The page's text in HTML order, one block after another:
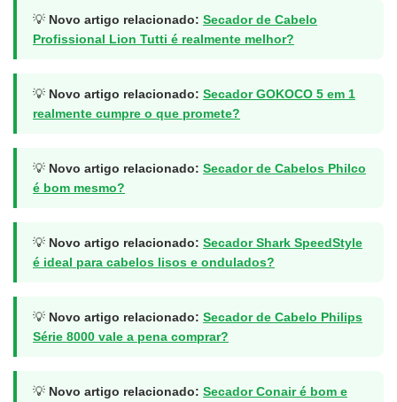
💡 Novo artigo relacionado: Secador de Cabelo
Profissional Lion Tutti é realmente melhor?
💡 Novo artigo relacionado: Secador GOKOCO 5 em 1
realmente cumpre o que promete?
💡 Novo artigo relacionado: Secador de Cabelos Philco
é bom mesmo?
💡 Novo artigo relacionado: Secador Shark SpeedStyle
é ideal para cabelos lisos e ondulados?
💡 Novo artigo relacionado: Secador de Cabelo Philips
Série 8000 vale a pena comprar?
💡 Novo artigo relacionado: Secador Conair é bom e